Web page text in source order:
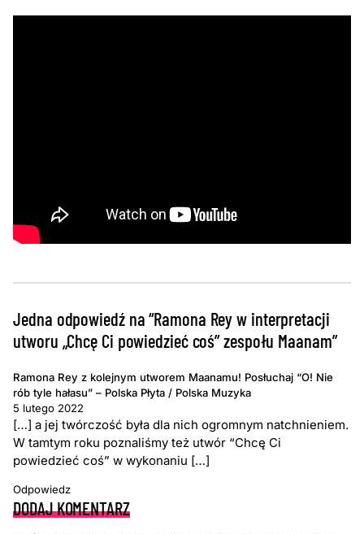
Jedna odpowiedź na “Ramona Rey w interpretacji
utworu „Chcę Ci powiedzieć coś” zespołu Maanam”
Ramona Rey z kolejnym utworem Maanamu! Posłuchaj “O! Nie
rób tyle hałasu” – Polska Płyta / Polska Muzyka
5 lutego 2022
[…] a jej twórczość była dla nich ogromnym natchnieniem.
W tamtym roku poznaliśmy też utwór “Chcę Ci
powiedzieć coś” w wykonaniu […]
Odpowiedz
DODAJ KOMENTARZ